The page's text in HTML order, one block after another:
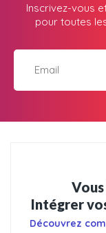
Inscrivez-vous
pour toutes
Intégrer
Découvrez